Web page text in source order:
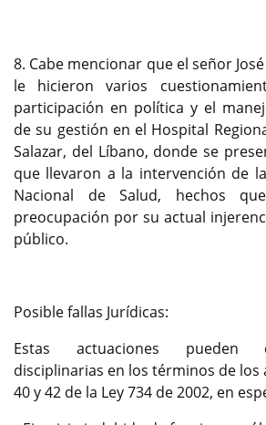
8. Cabe mencionar que el señor
le hicieron varios
participación en política y el
de su gestión en el Hospital
Salazar, del Líbano, donde se
que llevaron a la intervención de
Nacional de Salud, hechos
preocupación por su actual
público.
Posible fallas Jurídicas:
Estas actuaciones pueden
disciplinarias en los términos de los
40 y 42 de la Ley 734 de 2002, en